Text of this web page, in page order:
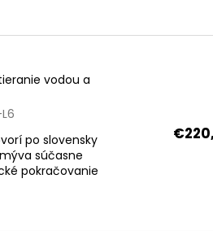
vodou a
po slovensky
súčasne
pokračovanie